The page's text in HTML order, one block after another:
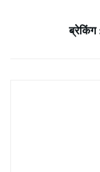
ब्रेकिंग